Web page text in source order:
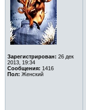
Зарегистрирован: 26 дек
2013, 19:34
Сообщения: 1416
Пол: Женский